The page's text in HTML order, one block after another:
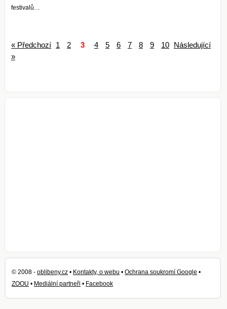
festivalů…
« Předchozí 1 2 3 4 5 6 7 8 9 10 Následující
»
© 2008 - oblibeny.cz• Kontakty, o webu • Ochrana soukromí Google •
ZOOU • Mediální partneři • Facebook